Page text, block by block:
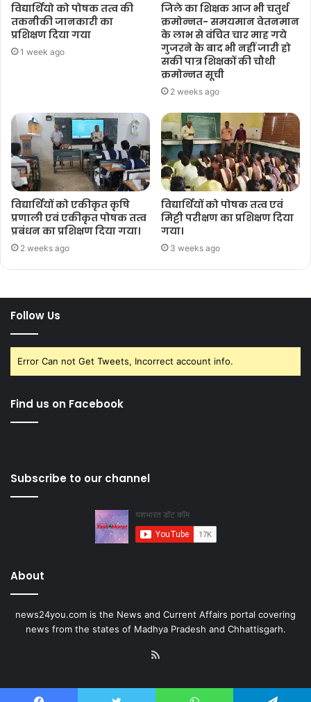
विद्यार्थियो को पोषक तत्व की
तकनीकी जानकारी का
प्रशिक्षण दिया गया
1 week ago
जिले का शिक्षक आज भी चतुर्थ
क्रमोन्नत- समयमान वेतनमान
के लाभ से वंचित चार माह गये
गुजरने के बाद भी नहीं जारी हो
सकी पात्र शिक्षकों की चौथी
क्रमोन्नत सूची
2 weeks ago
विद्यार्थियों को एकीकृत कृषि
प्रणाली एवं एकीकृत पोषक तत्व
प्रबंधन का प्रशिक्षण दिया गया।
2 weeks ago
विद्यार्थियों को पोषक तत्व एवं
मिट्टी परीक्षण का प्रशिक्षण दिया
गया।
3 weeks ago
Follow Us
Error Can not Get Tweets, Incorrect account info.
Find us on Facebook
Subscribe to our channel
About
news24you.com is the News and Current Affairs portal covering
news from the states of Madhya Pradesh and Chhattisgarh.
RSS